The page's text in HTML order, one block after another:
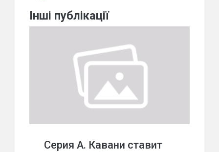
Інші публікації
Серия А. Кавани ставит